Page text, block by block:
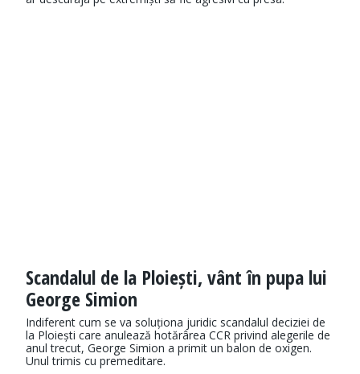
Scandalul de la Ploiești, vânt în pupa lui
George Simion
Indiferent cum se va soluționa juridic scandalul deciziei de
la Ploiești care anulează hotărârea CCR privind alegerile de
anul trecut, George Simion a primit un balon de oxigen.
Unul trimis cu premeditare.